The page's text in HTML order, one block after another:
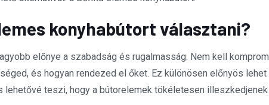
konyhabútort választani?
előnye a szabadság és rugalmasság. Nem kell
és hogyan rendezed el őket. Ez különösen előnyös
teszi, hogy a bútorelemek tökéletesen